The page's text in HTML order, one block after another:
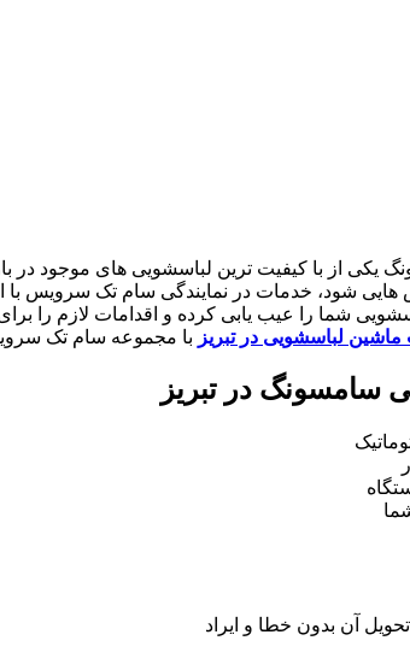
یکی از با کیفیت ترین لباسشویی های موجود در
شود، خدمات در نمایندگی سام تک سرویس با
شما را عیب یابی کرده و اقدامات لازم
ماشین لباسشویی در تبریز با مجموعه سام تک
سامسونگ در تبریز
آن بدون خطا و ایراد